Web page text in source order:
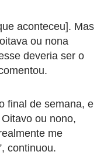
aconteceu]. Mas
ou nona
deveria ser o
final de semana, e
ou nono,
me
continuou.